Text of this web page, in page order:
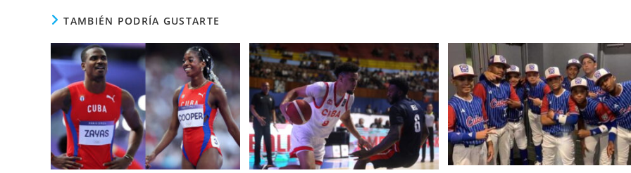
TAMBIÉN PODRÍA GUSTARTE